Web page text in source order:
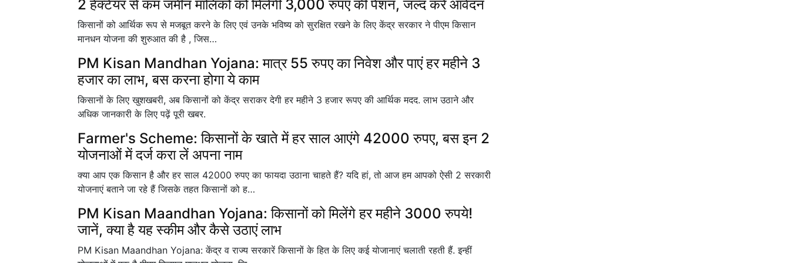
2 हेक्टेयर से कम जमीन मालिकों को मिलेगी 3,000 रुपए की पेंशन, जल्द करें आवेदन
किसानों को आर्थिक रूप से मजबूत करने के लिए एवं उनके भविष्य को सुरक्षित रखने के लिए केंद्र सरकार ने पीएम किसान
मानधन योजना की शुरुआत की है , जिस…
PM Kisan Mandhan Yojana: मात्र 55 रुपए का निवेश और पाएं हर महीने 3
हजार का लाभ, बस करना होगा ये काम
किसानों के लिए खुशखबरी, अब किसानों को केंद्र सराकर देगी हर महीने 3 हजार रूपए की आर्थिक मदद. लाभ उठाने और
अधिक जानकारी के लिए पढ़ें पूरी खबर.
Farmer's Scheme: किसानों के खाते में हर साल आएंगे 42000 रुपए, बस इन 2
योजनाओं में दर्ज करा लें अपना नाम
क्या आप एक किसान है और हर साल 42000 रुपए का फायदा उठाना चाहते हैं? यदि हां, तो आज हम आपको ऐसी 2 सरकारी
योजनाएं बताने जा रहे हैं जिसके तहत किसानों को ह…
PM Kisan Maandhan Yojana: किसानों को मिलेंगे हर महीने 3000 रुपये!
जानें, क्या है यह स्कीम और कैसे उठाएं लाभ
PM Kisan Maandhan Yojana: केंद्र व राज्य सरकारें किसानों के हित के लिए कई योजानाएं चलाती रहती हैं. इन्हीं